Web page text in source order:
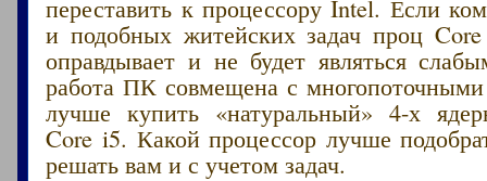
переставить к процессору Intel. Если
и подобных житейских задач проц
оправдывает и не будет являться
работа ПК совмещена с
лучше купить «натуральный» 4-х
Core i5. Какой процессор лучше
решать вам и с учетом задач.